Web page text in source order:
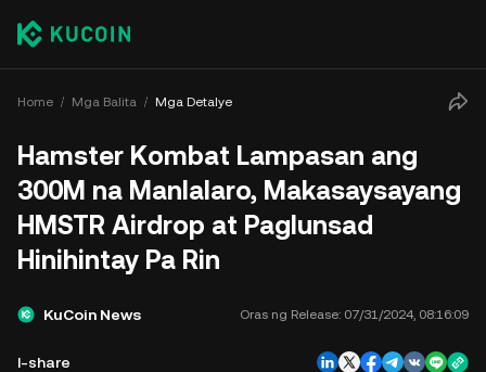
Home Mga Balita Mga Detalye
Hamster Kombat Lampasan ang
300M na Manlalaro, Makasaysayang
HMSTR Airdrop at Paglunsad
Hinihintay Pa Rin
KuCoin News Oras ng Release: 07/31/2024, 08:16:09
I-share